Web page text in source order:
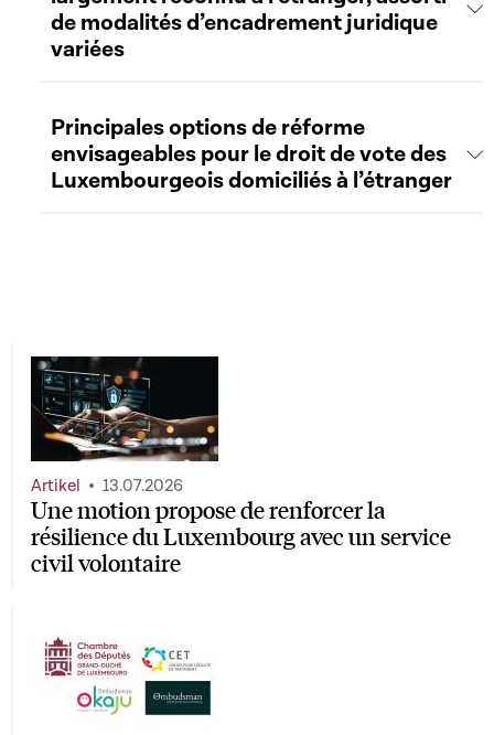
de modalités d’encadrement juridique
variées
Principales options de réforme
envisageables pour le droit de vote des
Luxembourgeois domiciliés à l’étranger
Une motion propose de renforcer la
résilience du Luxembourg avec un service
civil volontaire
Artikel 13.07.2026